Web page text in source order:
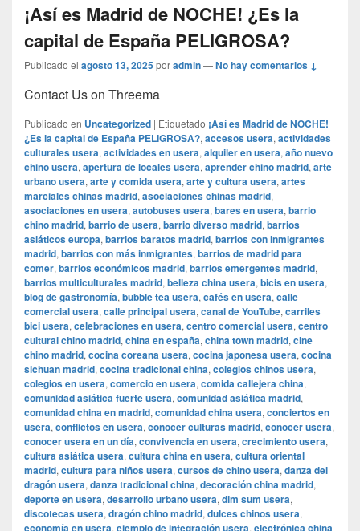
¡Así es Madrid de NOCHE! ¿Es la
capital de España PELIGROSA?
Publicado el agosto 13, 2025poradmin—No hay comentarios ↓
Contact Us on Threema
Publicado en Uncategorized | Etiquetado ¡Así es Madrid de NOCHE!
¿Es la capital de España PELIGROSA?, accesos usera, actividades
culturales usera, actividades en usera, alquiler en usera, año nuevo
chino usera, apertura de locales usera, aprender chino madrid, arte
urbano usera, arte y comida usera, arte y cultura usera, artes
marciales chinas madrid, asociaciones chinas madrid,
asociaciones en usera, autobuses usera, bares en usera, barrio
chino madrid, barrio de usera, barrio diverso madrid, barrios
asiáticos europa, barrios baratos madrid, barrios con inmigrantes
madrid, barrios con más inmigrantes, barrios de madrid para
comer, barrios económicos madrid, barrios emergentes madrid,
barrios multiculturales madrid, belleza china usera, bicis en usera,
blog de gastronomía, bubble tea usera, cafés en usera, calle
comercial usera, calle principal usera, canal de YouTube, carriles
bici usera, celebraciones en usera, centro comercial usera, centro
cultural chino madrid, china en españa, china town madrid, cine
chino madrid, cocina coreana usera, cocina japonesa usera, cocina
sichuan madrid, cocina tradicional china, colegios chinos usera,
colegios en usera, comercio en usera, comida callejera china,
comunidad asiática fuerte usera, comunidad asiática madrid,
comunidad china en madrid, comunidad china usera, conciertos en
usera, conflictos en usera, conocer culturas madrid, conocer usera,
conocer usera en un día, convivencia en usera, crecimiento usera,
cultura asiática usera, cultura china en usera, cultura oriental
madrid, cultura para niños usera, cursos de chino usera, danza del
dragón usera, danza tradicional china, decoración china madrid,
deporte en usera, desarrollo urbano usera, dim sum usera,
discotecas usera, dragón chino madrid, dulces chinos usera,
economía en usera, ejemplo de integración usera, electrónica china